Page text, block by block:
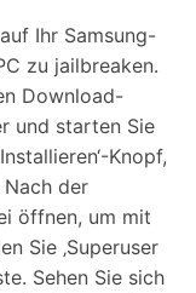
Ihr Samsung-
zu jailbreaken.
Download-
und starten Sie
Knopf,
der
öffnen, um mit
Sie ‚Superuser
Sehen Sie sich